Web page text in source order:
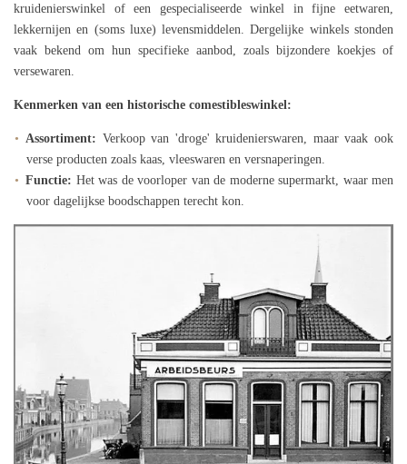
kruidenierswinkel of een gespecialiseerde winkel in fijne eetwaren,
lekkernijen en (soms luxe) levensmiddelen. Dergelijke winkels stonden
vaak bekend om hun specifieke aanbod, zoals bijzondere koekjes of
versewaren.
Kenmerken van een historische comestibleswinkel:
Assortiment: Verkoop van 'droge' kruidenierswaren, maar vaak ook
verse producten zoals kaas, vleeswaren en versnaperingen.
Functie: Het was de voorloper van de moderne supermarkt, waar men
voor dagelijkse boodschappen terecht kon.